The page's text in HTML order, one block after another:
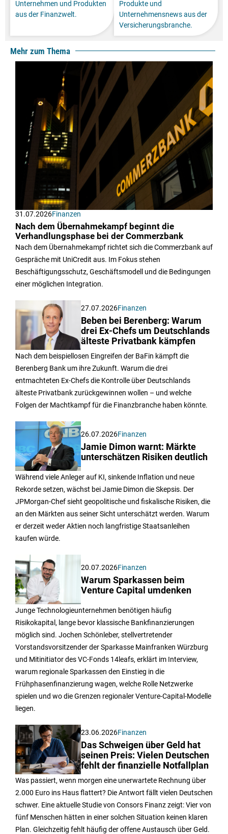
Unternehmen und Produkten
aus der Finanzwelt.
Produkte und
Unternehmensnews aus der
Versicherungsbranche.
Mehr zum Thema
31.07.2026Finanzen
Nach dem Übernahmekampf beginnt die
Verhandlungsphase bei der Commerzbank
Nach dem Übernahmekampf richtet sich die Commerzbank auf
Gespräche mit UniCredit aus. Im Fokus stehen
Beschäftigungsschutz, Geschäftsmodell und die Bedingungen
einer möglichen Integration.
27.07.2026Finanzen
Beben bei Berenberg: Warum
drei Ex-Chefs um Deutschlands
älteste Privatbank kämpfen
Nach dem beispiellosen Eingreifen der BaFin kämpft die
Berenberg Bank um ihre Zukunft. Warum die drei
entmachteten Ex-Chefs die Kontrolle über Deutschlands
älteste Privatbank zurückgewinnen wollen – und welche
Folgen der Machtkampf für die Finanzbranche haben könnte.
26.07.2026Finanzen
Jamie Dimon warnt: Märkte
unterschätzen Risiken deutlich
Während viele Anleger auf KI, sinkende Inflation und neue
Rekorde setzen, wächst bei Jamie Dimon die Skepsis. Der
JPMorgan-Chef sieht geopolitische und fiskalische Risiken, die
an den Märkten aus seiner Sicht unterschätzt werden. Warum
er derzeit weder Aktien noch langfristige Staatsanleihen
kaufen würde.
20.07.2026Finanzen
Warum Sparkassen beim
Venture Capital umdenken
Junge Technologieunternehmen benötigen häufig
Risikokapital, lange bevor klassische Bankfinanzierungen
möglich sind. Jochen Schönleber, stellvertretender
Vorstandsvorsitzender der Sparkasse Mainfranken Würzburg
und Mitinitiator des VC-Fonds 14leafs, erklärt im Interview,
warum regionale Sparkassen den Einstieg in die
Frühphasenfinanzierung wagen, welche Rolle Netzwerke
spielen und wo die Grenzen regionaler Venture-Capital-Modelle
liegen.
23.06.2026Finanzen
Das Schweigen über Geld hat
seinen Preis: Vielen Deutschen
fehlt der finanzielle Notfallplan
Was passiert, wenn morgen eine unerwartete Rechnung über
2.000 Euro ins Haus flattert? Die Antwort fällt vielen Deutschen
schwer. Eine aktuelle Studie von Consors Finanz zeigt: Vier von
fünf Menschen hätten in einer solchen Situation keinen klaren
Plan. Gleichzeitig fehlt häufig der offene Austausch über Geld.